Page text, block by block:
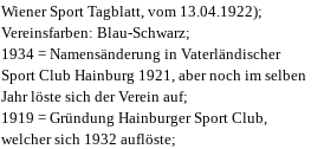
Wiener Sport Tagblatt, vom 13.04.1922);
Vereinsfarben: Blau-Schwarz;
1934 = Namensänderung in Vaterländischer
Sport Club Hainburg 1921, aber noch im selben
Jahr löste sich der Verein auf;
1919 = Gründung Hainburger Sport Club,
welcher sich 1932 auflöste;